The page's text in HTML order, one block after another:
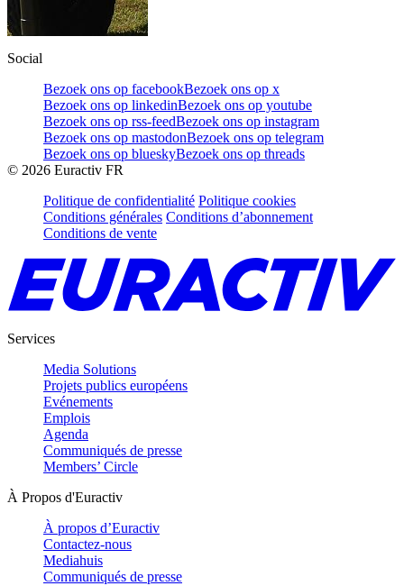
Social
Bezoek ons op facebookBezoek ons op x
Bezoek ons op linkedinBezoek ons op youtube
Bezoek ons op rss-feedBezoek ons op instagram
Bezoek ons op mastodonBezoek ons op telegram
Bezoek ons op blueskyBezoek ons op threads
© 2026 Euractiv FR
Politique de confidentialité Politique cookies
Conditions générales Conditions d’abonnement
Conditions de vente
Services
Media Solutions
Projets publics européens
Evénements
Emplois
Agenda
Communiqués de presse
Members’ Circle
À Propos d'Euractiv
À propos d’Euractiv
Contactez-nous
Mediahuis
Communiqués de presse